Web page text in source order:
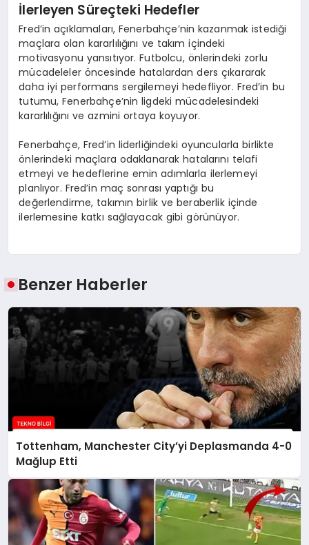
İlerleyen Süreçteki Hedefler
Fred’in açıklamaları, Fenerbahçe’nin kazanmak istediği
maçlara olan kararlılığını ve takım içindeki
motivasyonu yansıtıyor. Futbolcu, önlerindeki zorlu
mücadeleler öncesinde hatalardan ders çıkararak
daha iyi performans sergilemeyi hedefliyor. Fred’in bu
tutumu, Fenerbahçe’nin ligdeki mücadelesindeki
kararlılığını ve azmini ortaya koyuyor.
Fenerbahçe, Fred’in liderliğindeki oyuncularla birlikte
önlerindeki maçlara odaklanarak hatalarını telafi
etmeyi ve hedeflerine emin adımlarla ilerlemeyi
planlıyor. Fred’in maç sonrası yaptığı bu
değerlendirme, takımın birlik ve beraberlik içinde
ilerlemesine katkı sağlayacak gibi görünüyor.
Benzer Haberler
Tottenham, Manchester City’yi Deplasmanda 4-0
Mağlup Etti